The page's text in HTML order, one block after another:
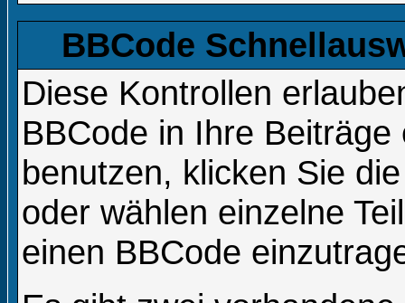
BBCode
Diese Kontrollen
BBCode in Ihre
benutzen, klicken Sie
oder wählen einzelne
einen BBCode